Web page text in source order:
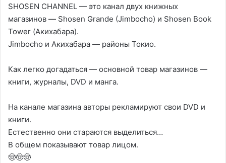
SHOSEN CHANNEL — это канал двух книжных
магазинов — Shosen Grande (Jimbocho) и Shosen Book
Tower (Акихабара).
Jimbocho и Акихабара — районы Токио.
Как легко догадаться — основной товар магазинов —
книги, журналы, DVD и манга.
На канале магазина авторы рекламируют свои DVD и
книги.
Естественно они стараются выделиться…
В общем показывают товар лицом.
🤠🤠🤠